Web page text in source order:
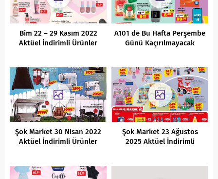
Bim 22 – 29 Kasım 2022
Aktüel İndirimli Ürünler
A101 de Bu Hafta Perşembe
Günü Kaçırılmayacak
Şok Market 30 Nisan 2022
Aktüel İndirimli Ürünler
Şok Market 23 Ağustos
2025 Aktüel İndirimli